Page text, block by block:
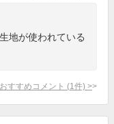
地が使われている
すすめコメント (1 件) >